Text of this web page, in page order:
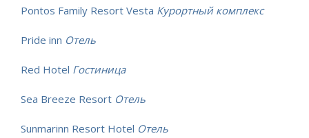
Pontos Family Resort Vesta Курортный комплекс
Pride inn Отель
Red Hotel Гостиница
Sea Breeze Resort Отель
Sunmarinn Resort Hotel Отель